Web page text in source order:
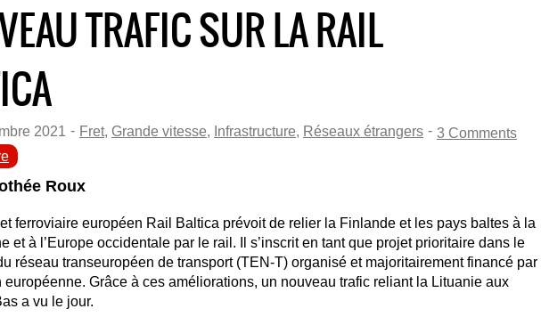
TRAFIC SUR LA RAIL
2021 - Fret, Grande vitesse, Infrastructure, Réseaux étrangers - 3 Comments
Roux
ferroviaire européen Rail Baltica prévoit de relier la Finlande et les pays baltes à la
et à l’Europe occidentale par le rail. Il s’inscrit en tant que projet prioritaire dans le
réseau transeuropéen de transport (TEN-T) organisé et majoritairement financé par
européenne. Grâce à ces améliorations, un nouveau trafic reliant la Lituanie aux
a vu le jour.